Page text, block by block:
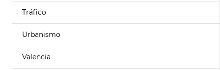
Tráfico
Urbanismo
Valencia